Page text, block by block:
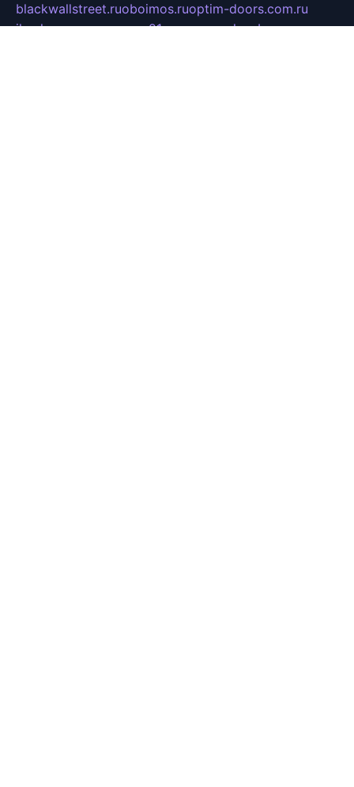
blackwallstreet.ruoboimos.ruoptim-doors.com.ru
ikuch.runycr.org.runpa21.ruvremya-ch.spb.ru